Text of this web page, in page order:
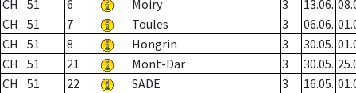
CH 51 6 Moiry 3 13.06.
CH
51 7 Toules 3 06.06.
CH
51 8 Hongrin 3 30.05.
CH
51 21 Mont-Dar 3 30.05.
CH
51 22 SADE 3 16.05.